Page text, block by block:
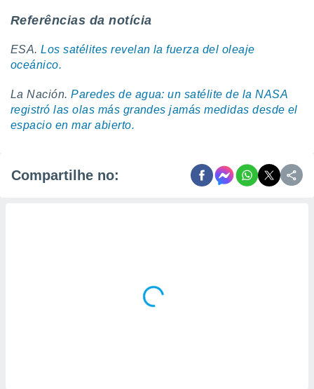
Referências da notícia
ESA.Los satélites revelan la fuerza del oleaje
oceánico.
La Nación.Paredes de agua: un satélite de la NASA
registró las olas más grandes jamás medidas desde el
espacio en mar abierto.
Compartilhe no: